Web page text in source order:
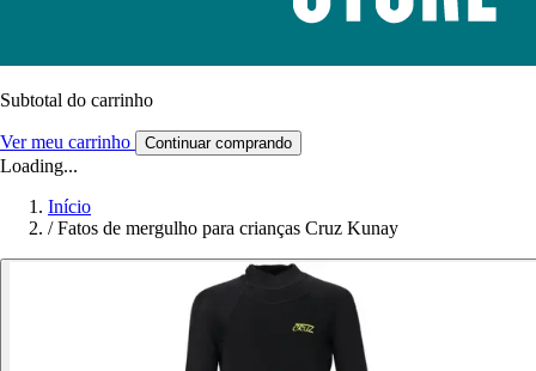
Subtotal do carrinho
Ver meu carrinho Continuar comprando
Loading...
Início
/ Fatos de mergulho para crianças Cruz Kunay